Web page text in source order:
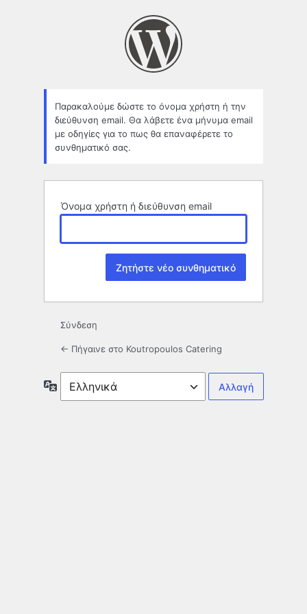
Παρακαλούμε δώστε το όνομα χρήστη ή την
διεύθυνση email. Θα λάβετε ένα μήνυμα email
με οδηγίες για το πως θα επαναφέρετε το
συνθηματικό σας.
Όνομα χρήστη ή διεύθυνση email
Σύνδεση
← Πήγαινε στο Koutropoulos Catering
Γλώσσα